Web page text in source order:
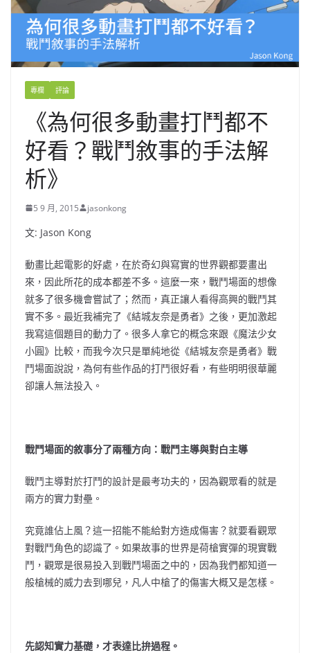
專欄 評論
《為何很多動畫打鬥都不
好看？戰鬥敘事的手法解
析》
5 9 月, 2015 jasonkong
文: Jason Kong
動畫比起電影的好處，在於奇幻與寫實的世界觀都要畫出
來，因此所花的成本都差不多。這麼一來，戰鬥場面的想像
就多了很多機會嘗試了；然而，真正讓人看得高興的戰鬥其
實不多。最近我補完了《結城友奈是勇者》之後，更加激起
我寫這個題目的動力了。很多人拿它的概念來跟《魔法少女
小圓》比較，而我今次只是單純地從《結城友奈是勇者》戰
鬥場面說說，為何有些作品的打鬥很好看，有些明明很華麗
卻讓人無法投入。
戰鬥場面的敘事分了兩種方向：戰鬥主導與對白主導
戰鬥主導對於打鬥的設計是最考功夫的，因為觀眾看的就是
兩方的實力對壘。
究竟誰佔上風？這一招能不能給對方造成傷害？就要看觀眾
對戰鬥角色的認識了。如果故事的世界是荷槍實彈的現實戰
鬥，觀眾是很易投入到戰鬥場面之中的，因為我們都知道一
般槍械的威力去到哪兒，凡人中槍了的傷害大概又是怎樣。
先認知實力基礎，才表達比拚過程。